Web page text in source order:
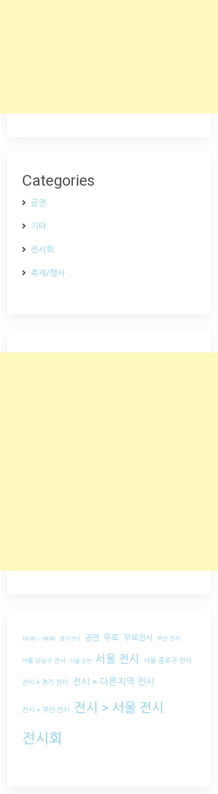
Categories
공연
기타
전시회
축제/행사
10:00 ~ 18:00 경기 전시 공연 무료 무료전시 부산 전시
서울 강남구 전시 서울 공연 서울 전시 서울 종로구 전시
전시 > 경기 전시 전시 > 다른지역 전시
전시 > 부산 전시 전시 > 서울 전시
전시회